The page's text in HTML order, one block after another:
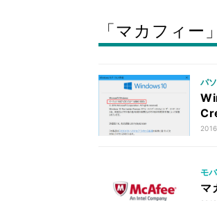
「マカフィー
パ
モ
マ